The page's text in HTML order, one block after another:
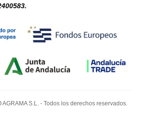
S.L. - Todos los derechos reservados.